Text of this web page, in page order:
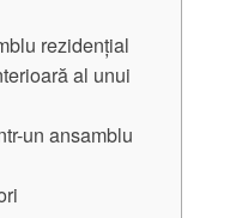
rezidențial
al unui
un ansamblu